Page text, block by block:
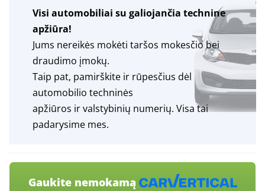
Visi automobiliai su galiojančia technine
apžiūra!
Jums nereikės mokėti taršos mokesčio bei
draudimo įmokų.
Taip pat, pamirškite ir rūpesčius dėl
automobilio techninės
apžiūros ir valstybinių numerių. Visa tai
padarysime mes.
Gaukite nemokamą